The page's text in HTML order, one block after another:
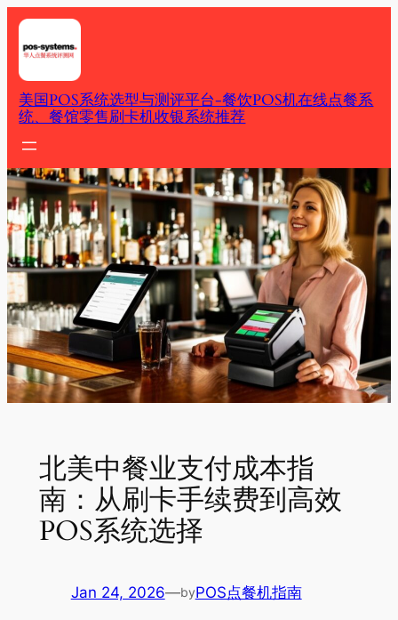
Skip
content
美国POS系统选型与测评平台-餐饮POS机在线点餐系
统、餐馆零售刷卡机收银系统推荐
北美中餐业支付成本指
南：从刷卡手续费到高效
POS系统选择
Jan 24, 2026—byPOS点餐机指南